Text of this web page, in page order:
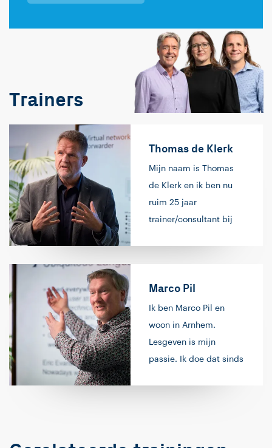
Trainers
Thomas de Klerk
Mijn naam is Thomas
de Klerk en ik ben nu
ruim 25 jaar
trainer/consultant bij
Exchange 5.5 en over
de jaren lesgegeven op
alle producten en
technieken van
Microsoft infrastructuur
Marco Pil
Ik ben Marco Pil en
woon in Arnhem.
Lesgeven is mijn
passie. Ik doe dat sinds
complexe dingen